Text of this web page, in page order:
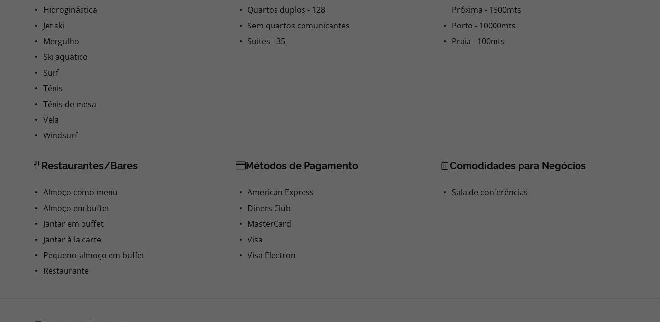
Hidroginástica
Jet ski
Mergulho
Ski aquático
Surf
Ténis
Ténis de mesa
Vela
Windsurf
Quartos duplos - 128
Sem quartos comunicantes
Suites - 35
Próxima - 1500mts
Porto - 10000mts
Praia - 100mts
Restaurantes/Bares
Almoço como menu
Almoço em buffet
Jantar em buffet
Jantar à la carte
Pequeno-almoço em buffet
Restaurante
Métodos de Pagamento
American Express
Diners Club
MasterCard
Visa
Visa Electron
Comodidades para Negócios
Sala de conferências